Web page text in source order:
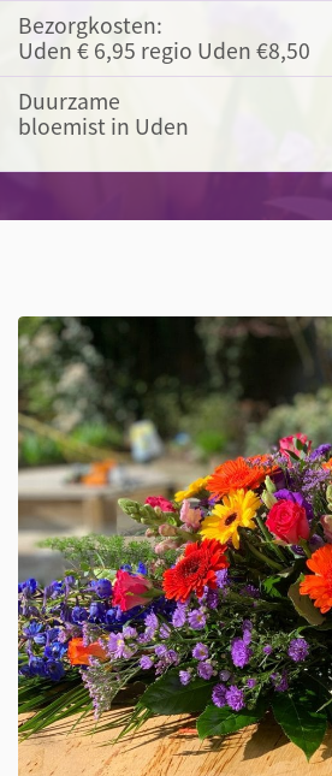
Bezorgkosten:
Uden € 6,95 regio Uden €8,50
Duurzame
bloemist in Uden